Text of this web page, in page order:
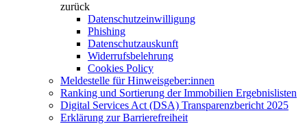
zurück
Datenschutzeinwilligung
Phishing
Datenschutzauskunft
Widerrufsbelehrung
Cookies Policy
Meldestelle für Hinweisgeber:innen
Ranking und Sortierung der Immobilien Ergebnislisten
Digital Services Act (DSA) Transparenzbericht 2025
Erklärung zur Barrierefreiheit